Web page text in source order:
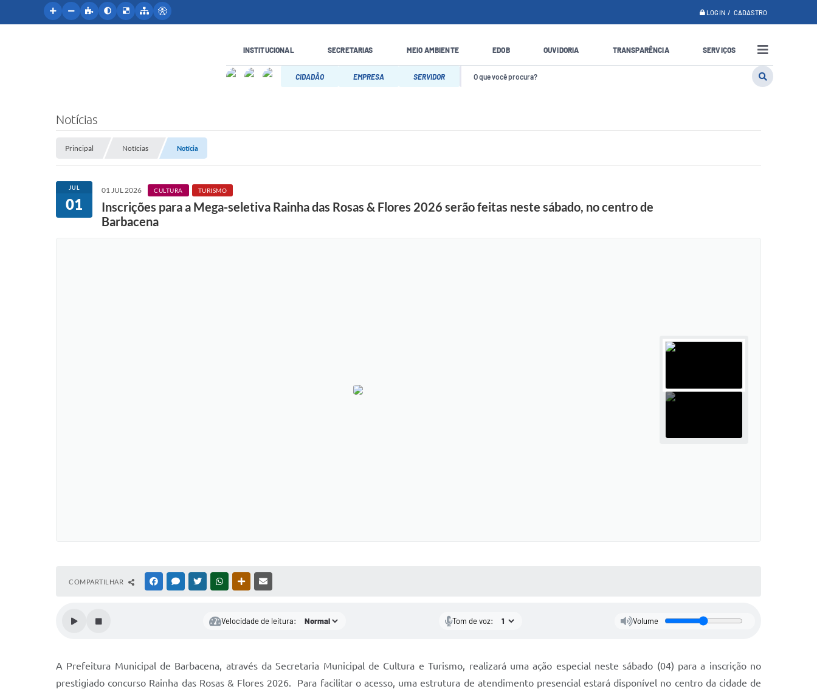
LOGIN / CADASTRO
INSTITUCIONAL SECRETARIAS MEIO AMBIENTE EDOB OUVIDORIA TRANSPARÊNCIA SERVIÇOS
CIDADÃO EMPRESA SERVIDOR
Notícias
Principal Notícias Notícia
JUL
01
01 JUL 2026 CULTURA TURISMO
Inscrições para a Mega-seletiva Rainha das Rosas & Flores 2026 serão feitas neste sábado, no centro de
Barbacena
COMPARTILHAR FACEBOOKMESSENGER
TWITTERWHATSAPPOUTRAS MÍDIAS
Velocidade de leitura: Tom de voz: Volume
A Prefeitura Municipal de Barbacena, através da Secretaria Municipal de Cultura e Turismo, realizará uma ação especial neste sábado (04) para a inscrição no
prestigiado concurso Rainha das Rosas & Flores 2026. Para facilitar o acesso, uma estrutura de atendimento presencial estará disponível no centro da cidade de